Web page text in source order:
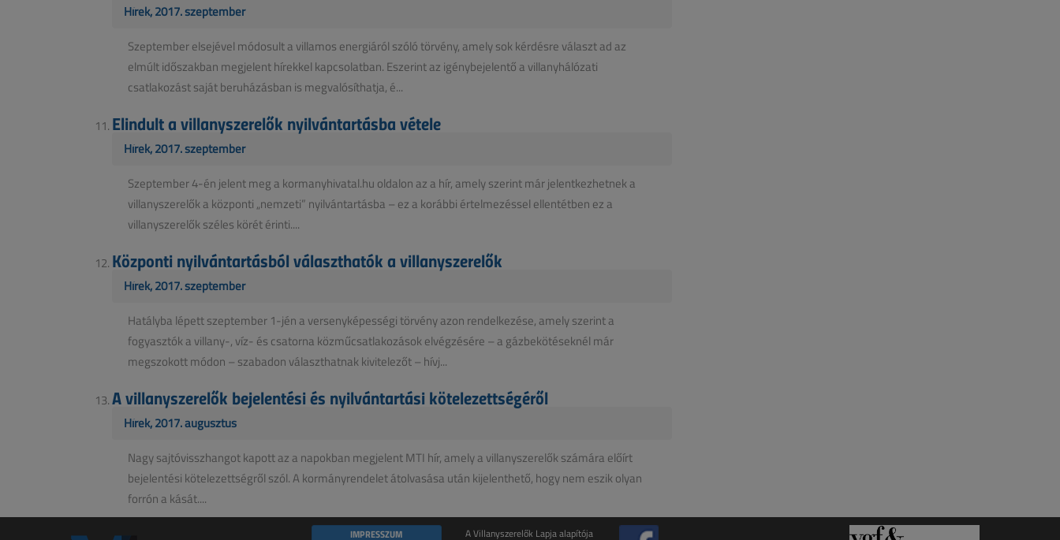
Hírek, 2017. szeptember
Szeptember elsejével módosult a villamos energiáról szóló törvény, amely sok kérdésre választ ad az
elmúlt időszakban megjelent hírekkel kapcsolatban. Eszerint az igénybejelentő a villanyhálózati
csatlakozást saját beruházásban is megvalósíthatja, é...
Elindult a villanyszerelők nyilvántartásba vétele
Hírek, 2017. szeptember
Szeptember 4-én jelent meg a kormanyhivatal.hu oldalon az a hír, amely szerint már jelentkezhetnek a
villanyszerelők a központi „nemzeti” nyilvántartásba – ez a korábbi értelmezéssel ellentétben ez a
villanyszerelők széles körét érinti....
Központi nyilvántartásból választhatók a villanyszerelők
Hírek, 2017. szeptember
Hatályba lépett szeptember 1-jén a versenyképességi törvény azon rendelkezése, amely szerint a
fogyasztók a villany-, víz- és csatorna közműcsatlakozások elvégzésére – a gázbekötéseknél már
megszokott módon – szabadon választhatnak kivitelezőt – hívj...
A villanyszerelők bejelentési és nyilvántartási kötelezettségéről
Hírek, 2017. augusztus
Nagy sajtóvisszhangot kapott az a napokban megjelent MTI hír, amely a villanyszerelők számára előírt
bejelentési kötelezettségről szól. A kormányrendelet átolvasása után kijelenthető, hogy nem eszik olyan
forrón a kását....
IMPRESSZUM A Villanyszerelők Lapja alapítója